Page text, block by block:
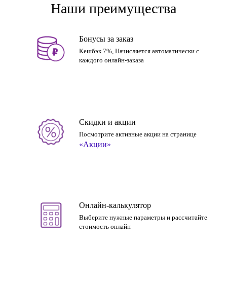
Наши преимущества
Бонусы за заказ
Кешбэк 7%, Начисляется автоматически с
каждого онлайн-заказа
Скидки и акции
Посмотрите активные акции на странице
«Акции»
Онлайн-калькулятор
Выберите нужные параметры и рассчитайте
стоимость онлайн